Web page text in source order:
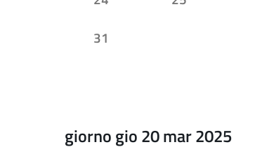
31
giorno gio 20 mar 2025